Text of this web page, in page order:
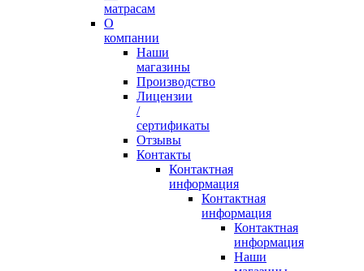
матрасам
О
компании
Наши
магазины
Производство
Лицензии
/
сертификаты
Отзывы
Контакты
Контактная
информация
Контактная
информация
Контактная
информация
Наши